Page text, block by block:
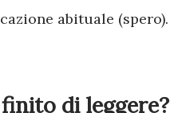
abituale (spero).
di leggere?